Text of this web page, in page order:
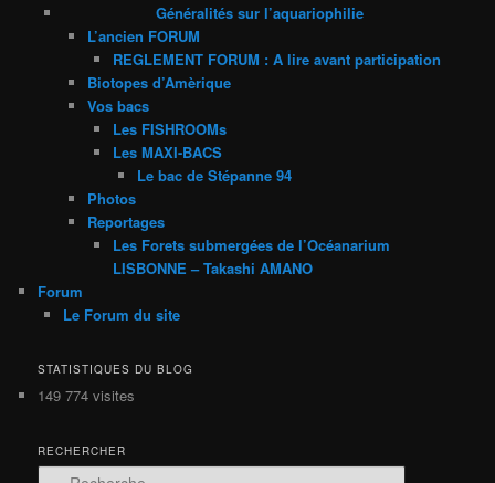
Généralités sur l’aquariophilie
L’ancien FORUM
REGLEMENT FORUM : A lire avant participation
Biotopes d’Amèrique
Vos bacs
Les FISHROOMs
Les MAXI-BACS
Le bac de Stépanne 94
Photos
Reportages
Les Forets submergées de l’Océanarium
LISBONNE – Takashi AMANO
Forum
Le Forum du site
STATISTIQUES DU BLOG
149 774 visites
RECHERCHER